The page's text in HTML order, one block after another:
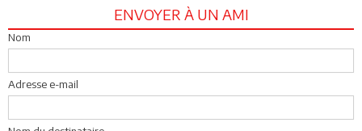
ENVOYER À UN AMI
Nom
Adresse e-mail